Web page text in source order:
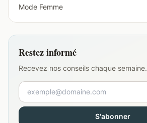
Mode Femme
Restez informé
Recevez nos conseils chaque semaine.
S'abonner